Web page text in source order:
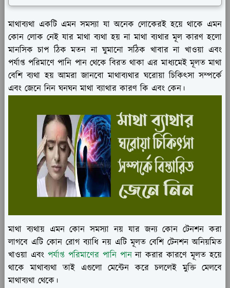
মাথাব্যথা একটি এমন সমস্যা যা অনেক লোকেরই হয়ে থাকে এমন
কোন লোক নেই যার মাথা ব্যথা হয় না মাথা ব্যথার মূল কারণ হলো
মানসিক চাপ ঠিক মতন না ঘুমানো সঠিক খাবার না খাওয়া এবং
পর্যাপ্ত পরিমাণে পানি পান থেকে বিরত থাকা এর মাধ্যমেই মূলত মাথা
বেশি ব্যথা হয় আমরা জানবো মাথাব্যথার ঘরোয়া চিকিৎসা সম্পর্কে
এবং জেনে নিন ঘনঘন মাথা ব্যাথার কারণ কি এবং কেন।
মাথা ব্যথায় এমন কোন সমস্যা নয় যার জন্য কোন টেনশন করা
লাগবে এটি কোন রোগ ব্যাধি নয় এটি মূলত বেশি টেনশন অনিয়মিত
খাওয়া এবং পর্যাপ্ত পরিমাণের পানি পাননা করার কারণে মূলত হয়ে
থাকে মাথাব্যথা তাই এগুলো মেন্টেন করে চললেই মুক্তি মেলবে
মাথাব্যথা থেকে।